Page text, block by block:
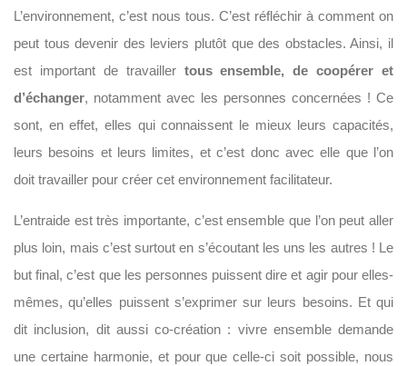
L’environnement, c’est nous tous. C’est réfléchir à comment on
peut tous devenir des leviers plutôt que des obstacles. Ainsi, il
est important de travailler tous ensemble, de coopérer et
d’échanger, notamment avec les personnes concernées ! Ce
sont, en effet, elles qui connaissent le mieux leurs capacités,
leurs besoins et leurs limites, et c’est donc avec elle que l’on
doit travailler pour créer cet environnement facilitateur.
L’entraide est très importante, c’est ensemble que l’on peut aller
plus loin, mais c’est surtout en s’écoutant les uns les autres ! Le
but final, c’est que les personnes puissent dire et agir pour elles-
mêmes, qu’elles puissent s’exprimer sur leurs besoins. Et qui
dit inclusion, dit aussi co-création : vivre ensemble demande
une certaine harmonie, et pour que celle-ci soit possible, nous